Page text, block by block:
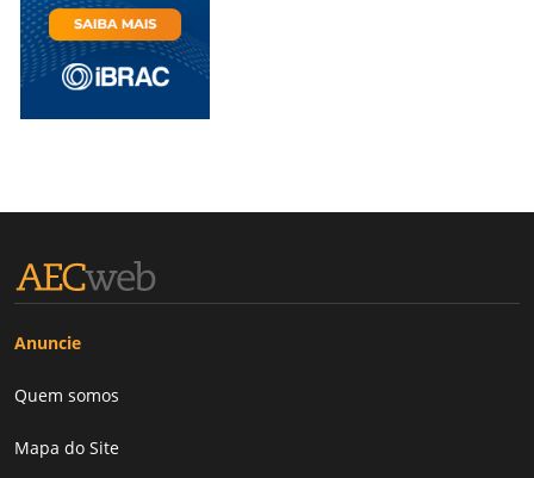
Anuncie
Quem somos
Mapa do Site